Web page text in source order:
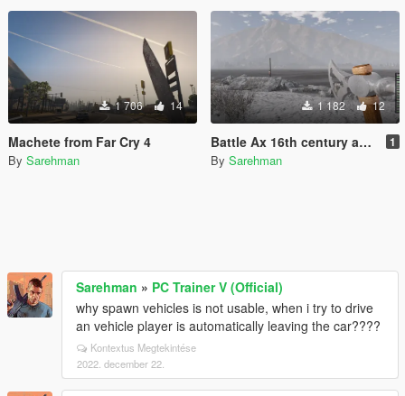
1 706 14
Machete from Far Cry 4
By Sarehman
1 182 12
Battle Ax 16th century as hatchet 1
By Sarehman
Sarehman » PC Trainer V (Official)
why spawn vehicles is not usable, when i try to drive
an vehicle player is automatically leaving the car????
Kontextus Megtekintése
2022. december 22.